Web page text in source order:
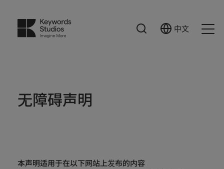
搜
Select
中文
无障碍声明
本声明适用于在以下网站上发布的内容